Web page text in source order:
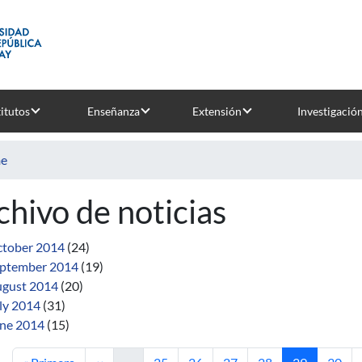
Enseñanza Extensión Investigación
de noticias
2014 (24)
2014 (19)
2014 (20)
2014 (31)
2014 (15)